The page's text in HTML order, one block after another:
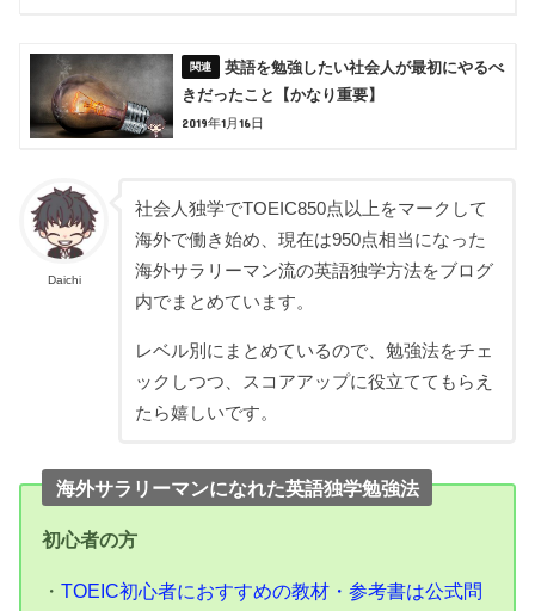
英語を勉強したい社会人が最初にやるべ
きだったこと【かなり重要】
2019年1月16日
Daichi
社会人独学でTOEIC850点以上をマークして
海外で働き始め、現在は950点相当になった
海外サラリーマン流の英語独学方法をブログ
内でまとめています。
レベル別にまとめているので、勉強法をチェ
ックしつつ、スコアアップに役立ててもらえ
たら嬉しいです。
海外サラリーマンになれた英語独学勉強法
初心者の方
・TOEIC初心者におすすめの教材・参考書は公式問